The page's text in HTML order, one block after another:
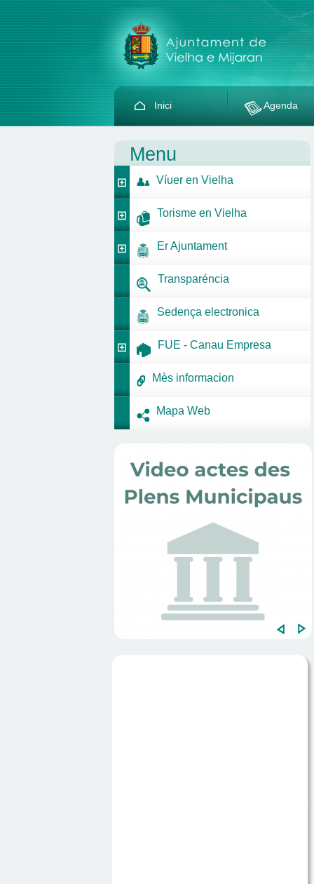
Inici Agenda
Menu
Víuer en Vielha
Torisme en Vielha
Er Ajuntament
Transparéncia
Sedença electronica
FUE - Canau Empresa
Mès informacion
Mapa Web